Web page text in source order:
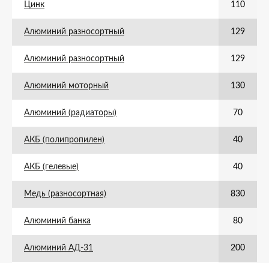
Цинк 110
Алюминий разносортный 129
Алюминий разносортный 129
Алюминий моторный 130
Алюминий (радиаторы) 70
АКБ (полипропилен) 40
АКБ (гелевые) 40
Медь (разносортная) 830
Алюминий банка 80
Алюминий АД-31 200